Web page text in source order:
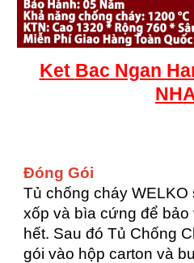
Ket Bac Ngan
Đóng Gói
Tủ chống cháy
xốp và bìa cứng để
hết. Sau đó Tủ Chống
gói vào hộp carton và